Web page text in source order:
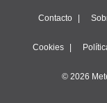
la combinación
con el objetivo de
mediante análisis
Contacto
Cookies
© 2026